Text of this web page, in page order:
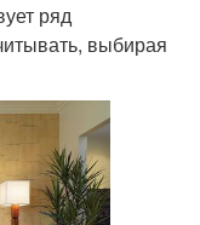
ряд
выбирая